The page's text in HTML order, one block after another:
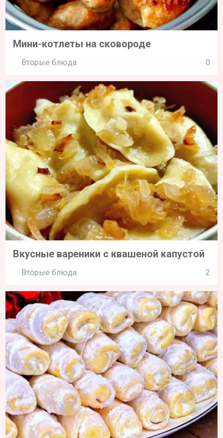
Мини-котлеты на сковороде
Вторые блюда 0
Вкусные вареники с квашеной капустой
Вторые блюда 2